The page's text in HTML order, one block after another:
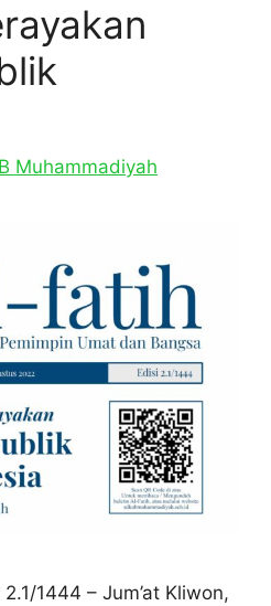
Muhammadiyah
1444 – Jum’at Kliwon,